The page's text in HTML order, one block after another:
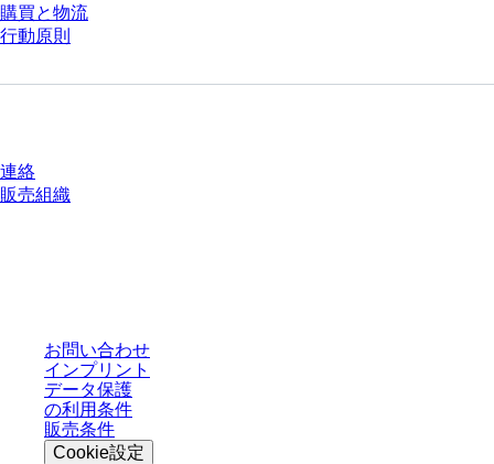
購買と物流
行動原則
連絡
販売組織
お問い合わせ
インプリント
データ保護
の利用条件
販売条件
Cookie設定